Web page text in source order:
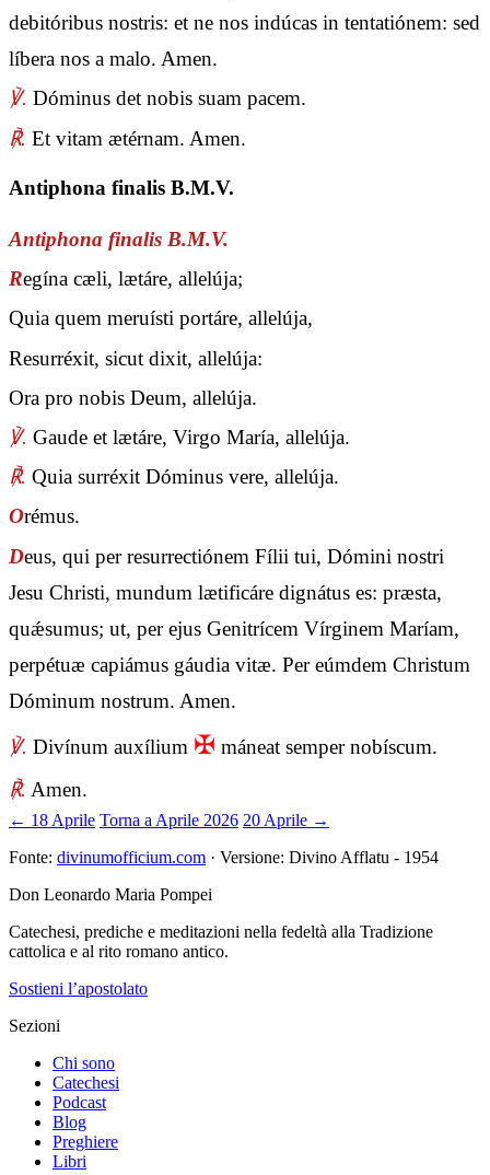
debitóribus nostris: et ne nos indúcas in tentatiónem: sed
líbera nos a malo. Amen.
℣. Dóminus det nobis suam pacem.
℟. Et vitam ætérnam. Amen.
Antiphona finalis B.M.V.
Antiphona finalis B.M.V.
Regína cæli, lætáre, allelúja;
Quia quem meruísti portáre, allelúja,
Resurréxit, sicut dixit, allelúja:
Ora pro nobis Deum, allelúja.
℣. Gaude et lætáre, Virgo María, allelúja.
℟. Quia surréxit Dóminus vere, allelúja.
Orémus.
Deus, qui per resurrectiónem Fílii tui, Dómini nostri
Jesu Christi, mundum lætificáre dignátus es: præsta,
quǽsumus; ut, per ejus Genitrícem Vírginem Maríam,
perpétuæ capiámus gáudia vitæ. Per eúmdem Christum
Dóminum nostrum. Amen.
℣. Divínum auxílium ✠ máneat semper nobíscum.
℟. Amen.
← 18 Aprile Torna a Aprile 2026 20 Aprile →
Fonte: divinumofficium.com · Versione: Divino Afflatu - 1954
Don Leonardo Maria Pompei
Catechesi, prediche e meditazioni nella fedeltà alla Tradizione
cattolica e al rito romano antico.
Sostieni l’apostolato
Sezioni
Chi sono
Catechesi
Podcast
Blog
Preghiere
Libri